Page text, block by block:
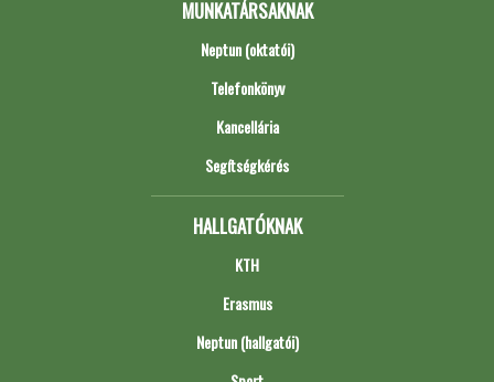
MUNKATÁRSAKNAK
Neptun (oktatói)
Telefonkönyv
Kancellária
Segítségkérés
HALLGATÓKNAK
KTH
Erasmus
Neptun (hallgatói)